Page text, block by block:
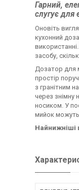
Гарний,
слугує для
Оновіть
кухонний
засобу,
Дозатор для
простір
з гранітним
через знімну
носиком. У
мийок можуть
Найнижніші